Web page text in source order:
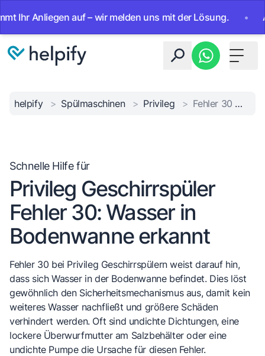
auf – wir melden uns mit der Lösung. • Ab
Toggle
helpify > Spülmaschinen > Privileg > Fehler 30 Wasser in Bodenwanne
Schnelle Hilfe für
Privileg Geschirrspüler
Fehler 30: Wasser in
Bodenwanne erkannt
Fehler 30 bei Privileg Geschirrspülern weist darauf hin,
dass sich Wasser in der Bodenwanne befindet. Dies löst
gewöhnlich den Sicherheitsmechanismus aus, damit kein
weiteres Wasser nachfließt und größere Schäden
verhindert werden. Oft sind undichte Dichtungen, eine
lockere Überwurfmutter am Salzbehälter oder eine
undichte Pumpe die Ursache für diesen Fehler.